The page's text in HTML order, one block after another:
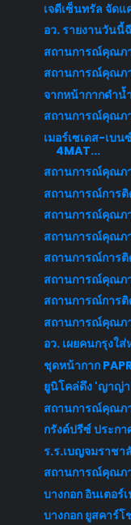
เจดีเซ็นทรัล จัด
อว. รายงานวัน
สถานการณ์คุณภ
สถานการณ์คุณภ
จากหน้ากากดำน้
สถานการณ์คุณภ
เมอร์เซเดส-เบ
4MAT...
สถานการณ์คุณภ
สถานการณ์การ
สถานการณ์คุณภ
สถานการณ์คุณภ
สถานการณ์การ
สถานการณ์คุณภ
สถานการณ์การ
สถานการณ์คุณภ
อว. เผยคนกรุงใ
ชุดหน้ากาก
ยูนิโคล่ดึง 'ญาญ่า
สถานการณ์คุณภ
กรังด์ปรีซ์ ประก
ร.ร.เบญจมราชา
สถานการณ์คุณภ
บางกอก อินเตอ
บางกอก ยูสคาร์โ